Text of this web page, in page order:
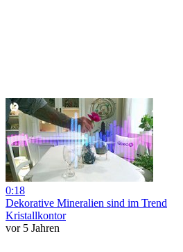
0:18
Dekorative Mineralien sind im Trend
Kristallkontor
vor 5 Jahren